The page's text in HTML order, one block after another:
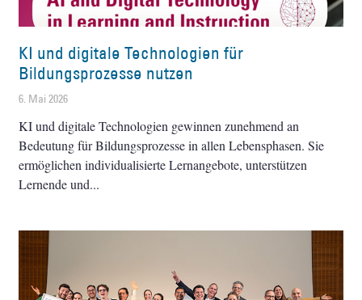
KI und digitale Technologien für
Bildungsprozesse nutzen
6. Mai 2026
KI und digitale Technologien gewinnen zunehmend an
Bedeutung für Bildungsprozesse in allen Lebensphasen. Sie
ermöglichen individualisierte Lernangebote, unterstützen
Lernende und